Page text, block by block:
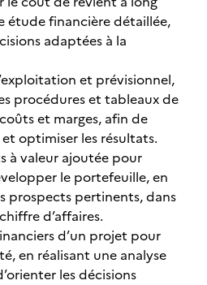
étude financière détaillée,
adaptées à la
et prévisionnel,
procédures et tableaux de
et marges, afin de
optimiser les résultats.
à valeur ajoutée pour
le portefeuille, en
prospects pertinents, dans
d’affaires.
d’un projet pour
en réalisant une analyse
les décisions